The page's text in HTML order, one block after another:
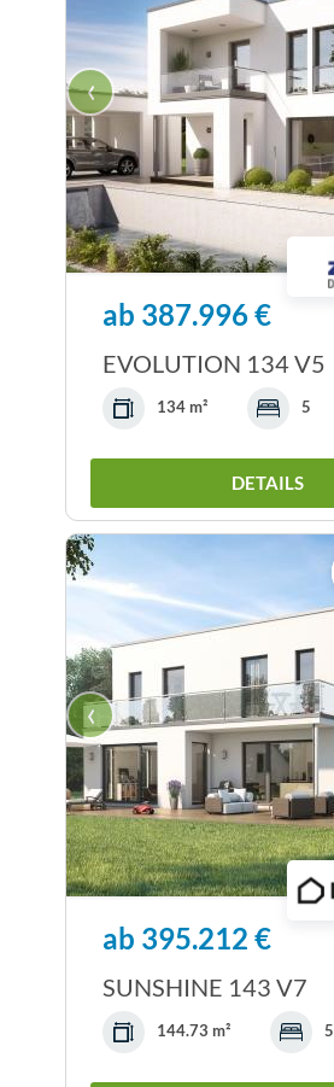
‹
ab 387.996 €
EVOLUTION 134 V5
134 m² 5
DETAILS
‹
ab 395.212 €
SUNSHINE 143 V7
144.73 m² 5